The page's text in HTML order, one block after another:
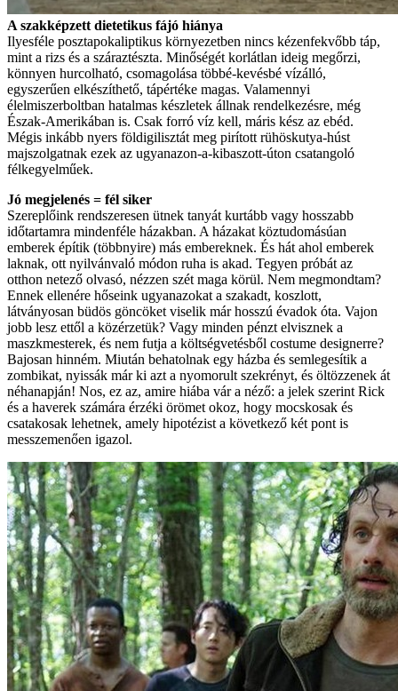
A szakképzett dietetikus fájó hiánya
Ilyesféle posztapokaliptikus környezetben nincs kézenfekvőbb táp,
mint a rizs és a száraztészta. Minőségét korlátlan ideig megőrzi,
könnyen hurcolható, csomagolása többé-kevésbé vízálló,
egyszerűen elkészíthető, tápértéke magas. Valamennyi
élelmiszerboltban hatalmas készletek állnak rendelkezésre, még
Észak-Amerikában is. Csak forró víz kell, máris kész az ebéd.
Mégis inkább nyers földigilisztát meg pirított rühöskutya-húst
majszolgatnak ezek az ugyanazon-a-kibaszott-úton csatangoló
félkegyelműek.
Jó megjelenés = fél siker
Szereplőink rendszeresen ütnek tanyát kurtább vagy hosszabb
időtartamra mindenféle házakban. A házakat köztudomásúan
emberek építik (többnyire) más embereknek. És hát ahol emberek
laknak, ott nyilvánvaló módon ruha is akad. Tegyen próbát az
otthon netező olvasó, nézzen szét maga körül. Nem megmondtam?
Ennek ellenére hőseink ugyanazokat a szakadt, koszlott,
látványosan büdös göncöket viselik már hosszú évadok óta. Vajon
jobb lesz ettől a közérzetük? Vagy minden pénzt elvisznek a
maszkmesterek, és nem futja a költségvetésből costume designerre?
Bajosan hinném. Miután behatolnak egy házba és semlegesítik a
zombikat, nyissák már ki azt a nyomorult szekrényt, és öltözzenek át
néhanapján! Nos, ez az, amire hiába vár a néző: a jelek szerint Rick
és a haverek számára érzéki örömet okoz, hogy mocskosak és
csatakosak lehetnek, amely hipotézist a következő két pont is
messzemenően igazol.